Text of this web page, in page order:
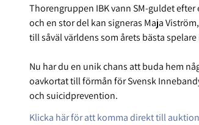
Thorengruppen IBK vann SM-guldet
och en stor del kan signeras Maja
till såväl världens som årets bästa spelare
Nu har du en unik chans att buda hem
oavkortat till förmån för Svensk
och suicidprevention.
Klicka här för att komma direkt till